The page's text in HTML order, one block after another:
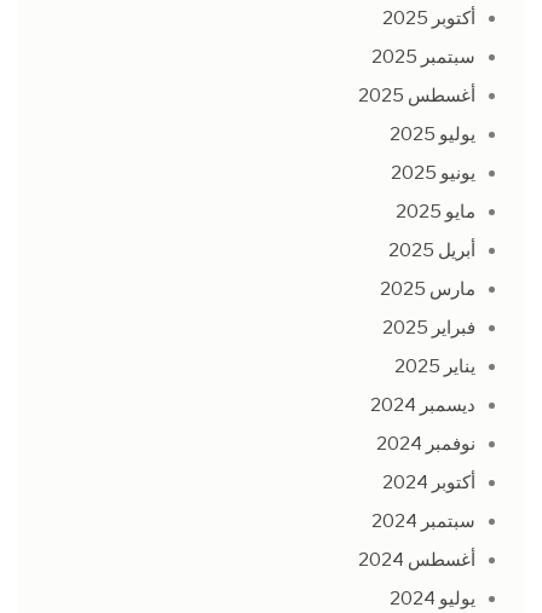
أكتوبر 2025
سبتمبر 2025
أغسطس 2025
يوليو 2025
يونيو 2025
مايو 2025
أبريل 2025
مارس 2025
فبراير 2025
يناير 2025
ديسمبر 2024
نوفمبر 2024
أكتوبر 2024
سبتمبر 2024
أغسطس 2024
يوليو 2024